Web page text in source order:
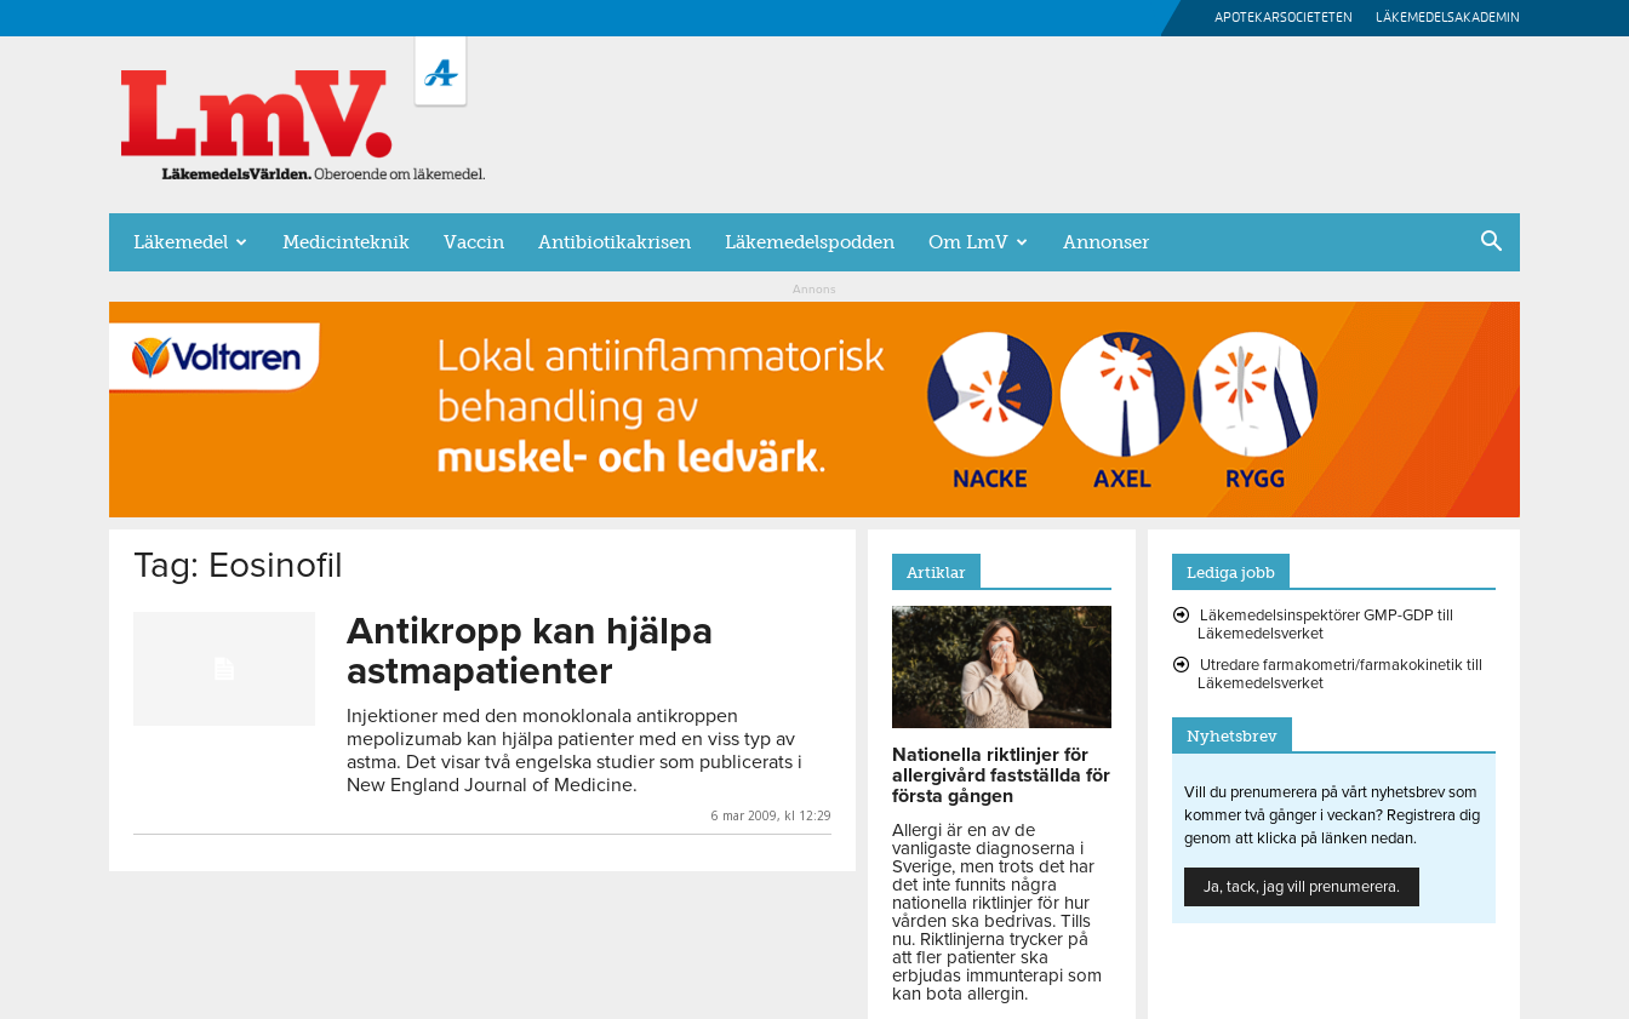
APOTEKARSOCIETETEN LÄKEMEDELSAKADEMIN
LäkemedelsVärlden
Läkemedel Medicinteknik Vaccin Antibiotikakrisen Läkemedelspodden Om LmV Annonser
Annons
Tag: Eosinofil
Antikropp kan hjälpa
astmapatienter
Injektioner med den monoklonala antikroppen
mepolizumab kan hjälpa patienter med en viss typ av
astma. Det visar två engelska studier som publicerats i
New England Journal of Medicine.
6 mar 2009, kl 12:29
Artiklar
Nationella riktlinjer för
allergivård fastställda för
första gången
Allergi är en av de
vanligaste diagnoserna i
Sverige, men trots det har
det inte funnits några
nationella riktlinjer för hur
vården ska bedrivas. Tills
nu. Riktlinjerna trycker på
att fler patienter ska
erbjudas immunterapi som
kan bota allergin.
Lediga jobb
Läkemedelsinspektörer GMP-GDP till
Läkemedelsverket
Utredare farmakometri/farmakokinetik till
Läkemedelsverket
Nyhetsbrev
Vill du prenumerera på vårt nyhetsbrev som
kommer två gånger i veckan? Registrera dig
genom att klicka på länken nedan.
Ja, tack, jag vill prenumerera.